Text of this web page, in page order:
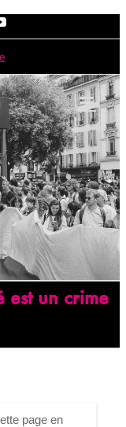
YouTube
est un crime
page en